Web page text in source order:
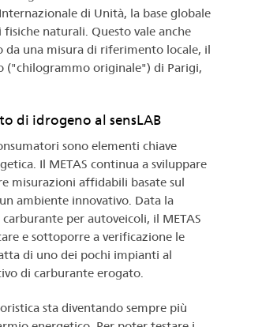
di Unità, la base globale
naturali. Questo vale anche
una misura di riferimento locale, il
originale") di Parigi,
di idrogeno al sensLAB
sono elementi chiave
Il METAS continua a sviluppare
misurazioni affidabili basate sul
ambiente innovativo. Data la
per autoveicoli, il METAS
e sottoporre a verificazione le
di uno dei pochi impianti al
di carburante erogato.
sta diventando sempre più